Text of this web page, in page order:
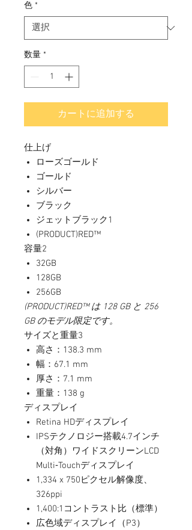
色 *
数量 *
カートに追加する
仕上げ
ローズゴールド
ゴールド
シルバー
ブラック
ジェットブラック1
(PRODUCT)RED™
容量2
32GB
128GB
256GB
(PRODUCT)RED™ は 128 GB と 256
GB のモデル限定です。
サイズと重量3
高さ：138.3 mm
幅：67.1 mm
厚さ：7.1 mm
重量：138 g
ディスプレイ
Retina HDディスプレイ
IPSテクノロジー搭載4.7インチ
（対角）ワイドスクリーンLCD
Multi‑Touchディスプレイ
1,334 x 750ピクセル解像度、
326ppi
1,400:1コントラスト比（標準）
広色域ディスプレイ（P3）